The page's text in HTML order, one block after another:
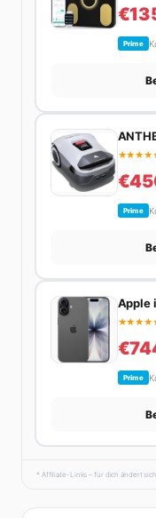
Prime
★★★★
Prime
Apple
★★★★
Prime
* Affiliate-Links – für dich ändert